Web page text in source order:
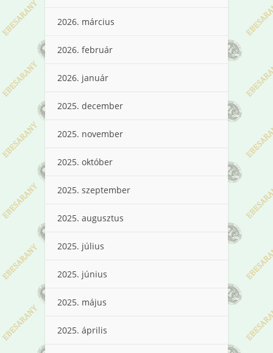
2026. március
2026. február
2026. január
2025. december
2025. november
2025. október
2025. szeptember
2025. augusztus
2025. július
2025. június
2025. május
2025. április